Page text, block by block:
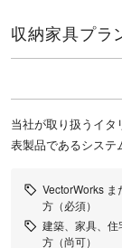
収納家具プラ
当社が取り扱うイ
表製品であるシステ
VectorWorks
方（必須）
建築、家具、
方（尚可）